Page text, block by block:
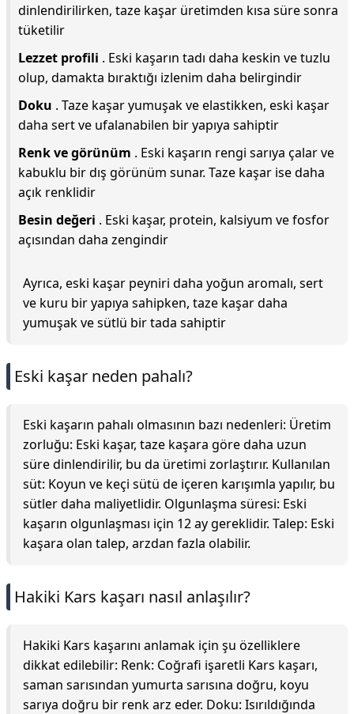
dinlendirilirken, taze kaşar üretimden kısa süre sonra
tüketilir
Lezzet profili . Eski kaşarın tadı daha keskin ve tuzlu
olup, damakta bıraktığı izlenim daha belirgindir
Doku . Taze kaşar yumuşak ve elastikken, eski kaşar
daha sert ve ufalanabilen bir yapıya sahiptir
Renk ve görünüm . Eski kaşarın rengi sarıya çalar ve
kabuklu bir dış görünüm sunar. Taze kaşar ise daha
açık renklidir
Besin değeri . Eski kaşar, protein, kalsiyum ve fosfor
açısından daha zengindir
Ayrıca, eski kaşar peyniri daha yoğun aromalı, sert
ve kuru bir yapıya sahipken, taze kaşar daha
yumuşak ve sütlü bir tada sahiptir
Eski kaşar neden pahalı?
Eski kaşarın pahalı olmasının bazı nedenleri: Üretim
zorluğu: Eski kaşar, taze kaşara göre daha uzun
süre dinlendirilir, bu da üretimi zorlaştırır. Kullanılan
süt: Koyun ve keçi sütü de içeren karışımla yapılır, bu
sütler daha maliyetlidir. Olgunlaşma süresi: Eski
kaşarın olgunlaşması için 12 ay gereklidir. Talep: Eski
kaşara olan talep, arzdan fazla olabilir.
Hakiki Kars kaşarı nasıl anlaşılır?
Hakiki Kars kaşarını anlamak için şu özelliklere
dikkat edilebilir: Renk: Coğrafi işaretli Kars kaşarı,
saman sarısından yumurta sarısına doğru, koyu
sarıya doğru bir renk arz eder. Doku: Isırıldığında